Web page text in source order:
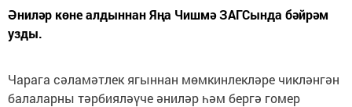
Әниләр көне алдыннан Яңа Чишмә ЗАГСында бәйрәм
узды.
Чарага сәламәтлек ягыннан мөмкинлекләре чикләнгән
балаларны тәрбияләүче әниләр һәм бергә гомер